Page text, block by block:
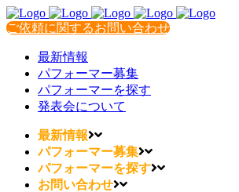
ご依頼に関するお問い合わせ
最新情報
パフォーマー募集
パフォーマーを探す
発表会について
最新情報
パフォーマー募集
パフォーマーを探す
お問い合わせ